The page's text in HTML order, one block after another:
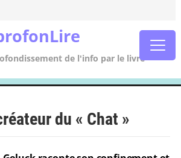
de l'info par le livre
du « Chat »